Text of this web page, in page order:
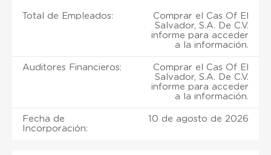
Total de Empleados:
Comprar el Cas Of El
Salvador, S.A. De C.V.
informe para acceder
a la información.
Auditores Financieros:
Comprar el Cas Of El
Salvador, S.A. De C.V.
informe para acceder
a la información.
Fecha de
Incorporación:
10 de agosto de 2026